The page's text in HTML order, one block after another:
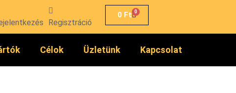
Regisztráció
0 Ft 0
Célok Üzletünk Kapcsolat